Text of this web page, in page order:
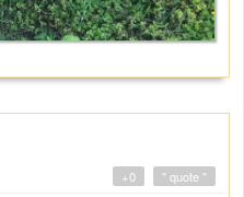
" quote "
+0